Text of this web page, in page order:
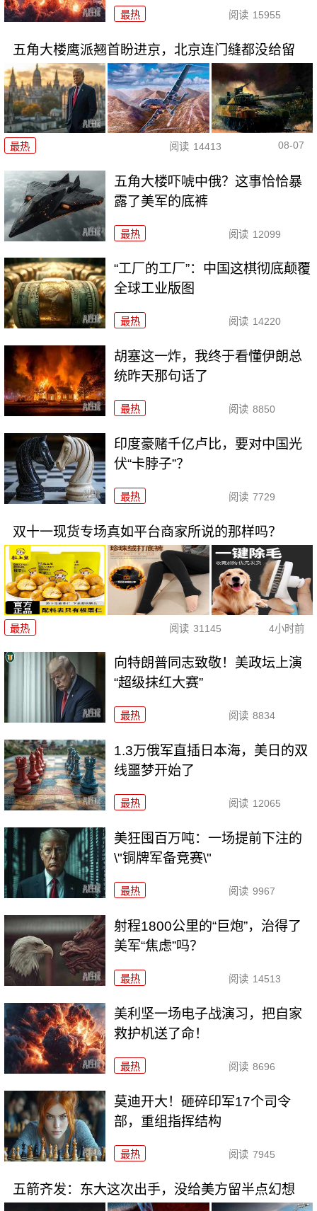
最热 阅读 15955
五角大楼鹰派翘首盼进京，北京连门缝都没给留
最热 阅读 14413 08-07
五角大楼吓唬中俄？这事恰恰暴
露了美军的底裤
最热 阅读 12099
“工厂的工厂”：中国这棋彻底颠覆
全球工业版图
最热 阅读 14220
胡塞这一炸，我终于看懂伊朗总
统昨天那句话了
最热 阅读 8850
印度豪赌千亿卢比，要对中国光
伏“卡脖子”？
最热 阅读 7729
双十一现货专场真如平台商家所说的那样吗？
最热 阅读 31145 4小时前
向特朗普同志致敬！美政坛上演
“超级抹红大赛”
最热 阅读 8834
1.3万俄军直插日本海，美日的双
线噩梦开始了
最热 阅读 12065
美狂囤百万吨：一场提前下注的
\"铜牌军备竞赛\"
最热 阅读 9967
射程1800公里的“巨炮”，治得了
美军“焦虑”吗？
最热 阅读 14513
美利坚一场电子战演习，把自家
救护机送了命！
最热 阅读 8696
莫迪开大！砸碎印军17个司令
部，重组指挥结构
最热 阅读 7945
五箭齐发：东大这次出手，没给美方留半点幻想